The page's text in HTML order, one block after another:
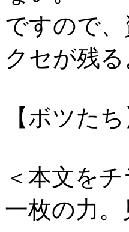
ですので
クセが残る
【ボツたち
＜本文をチ
一枚の力